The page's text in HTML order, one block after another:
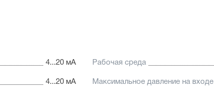
4...20 мА Рабочая среда
4...20 мА Максимальное давление на входе